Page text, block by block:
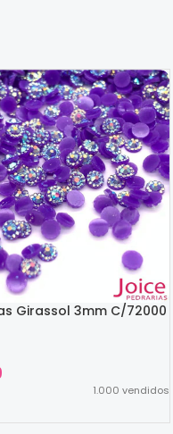
Girassol 3mm C/72000
1.000 vendidos